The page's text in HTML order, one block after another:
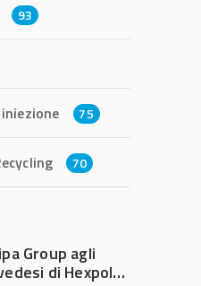
93
75
70
Group agli
di Hexpol